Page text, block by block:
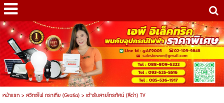
หน้าแรก> สวิทซ์ไฟ กราเทีย (Gratia)> เต้ารับสายโทรทัศน์ (สีดำ) TV